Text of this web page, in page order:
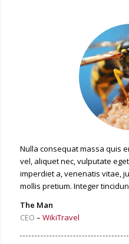
Nulla consequat massa quis
vel, aliquet nec, vulputate
imperdiet a, venenatis vitae,
mollis pretium. Integer
The Man
CEO – WikiTravel